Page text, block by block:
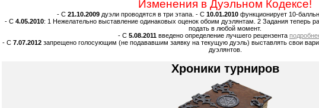
Изменения в Дуэльном Кодексе!
- С 21.10.2009 дуэли проводятся в три этапа. - С 10.01.2010 функционирует 10-
- С 4.05.2010: 1 Нежелательно выставление одинаковых оценок обоим дуэлянтам. 2 Задания теперь
подать в любой момент.
- С 5.08.2011 введено определение лучшего рецензента
- С 7.07.2012 запрещено голосующим (не подававшим заявку на текущую дуэль) выставлять свои
дуэлянтов.
Хроники турниров